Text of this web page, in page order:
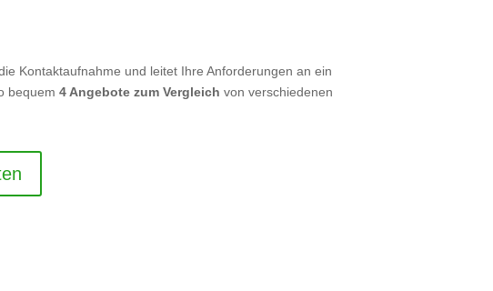
Kontaktaufnahme und leitet Ihre Anforderungen an ein
bequem4 Angebote zum Vergleich von verschiedenen